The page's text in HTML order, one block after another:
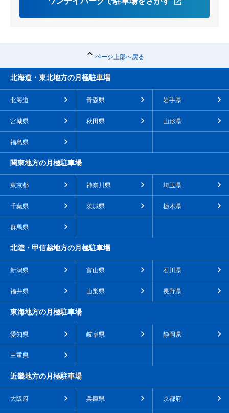
ページ上部へ戻る
北海道・東北地方の月極駐車場
北海道 青森県 岩手県
宮城県 秋田県 山形県
福島県
関東地方の月極駐車場
東京都 神奈川県 埼玉県
千葉県 茨城県 栃木県
群馬県
北陸・甲信越地方の月極駐車場
新潟県 富山県 石川県
福井県 山梨県 長野県
東海地方の月極駐車場
愛知県 岐阜県 静岡県
三重県
近畿地方の月極駐車場
大阪府 兵庫県 京都府